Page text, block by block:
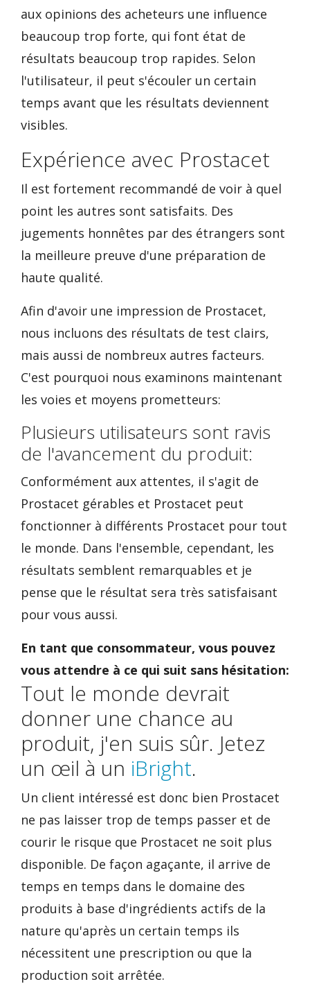
aux opinions des acheteurs une influence
beaucoup trop forte, qui font état de
résultats beaucoup trop rapides. Selon
l'utilisateur, il peut s'écouler un certain
temps avant que les résultats deviennent
visibles.
Expérience avec Prostacet
Il est fortement recommandé de voir à quel
point les autres sont satisfaits. Des
jugements honnêtes par des étrangers sont
la meilleure preuve d'une préparation de
haute qualité.
Afin d'avoir une impression de Prostacet,
nous incluons des résultats de test clairs,
mais aussi de nombreux autres facteurs.
C'est pourquoi nous examinons maintenant
les voies et moyens prometteurs:
Plusieurs utilisateurs sont ravis
de l'avancement du produit:
Conformément aux attentes, il s'agit de
Prostacet gérables et Prostacet peut
fonctionner à différents Prostacet pour tout
le monde. Dans l'ensemble, cependant, les
résultats semblent remarquables et je
pense que le résultat sera très satisfaisant
pour vous aussi.
En tant que consommateur, vous pouvez
vous attendre à ce qui suit sans hésitation:
Tout le monde devrait
donner une chance au
produit, j'en suis sûr. Jetez
un œil à un iBright.
Un client intéressé est donc bien Prostacet
ne pas laisser trop de temps passer et de
courir le risque que Prostacet ne soit plus
disponible. De façon agaçante, il arrive de
temps en temps dans le domaine des
produits à base d'ingrédients actifs de la
nature qu'après un certain temps ils
nécessitent une prescription ou que la
production soit arrêtée.